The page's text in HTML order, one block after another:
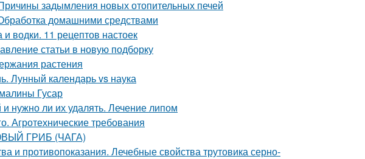
задымления новых отопительных печей
домашними средствами
водки. 11 рецептов настоек
статьи в новую подборку
растения
Лунный календарь vs наука
Гусар
нужно ли их удалять. Лечение липом
Агротехнические требования
ГРИБ (ЧАГА)
и противопоказания. Лечебные свойства трутовика серно-